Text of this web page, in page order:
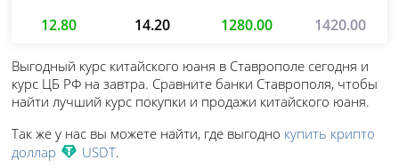
12.80 14.20 1280.00 1420.00
Выгодный курс китайского юаня в Ставрополе сегодня и
курс ЦБ РФ на завтра. Сравните банки Ставрополя, чтобы
найти лучший курс покупки и продажи китайского юаня.
Так же у нас вы можете найти, где выгодно купить крипто
доллар
USDT.